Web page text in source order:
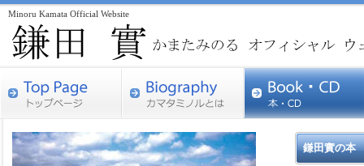
Minoru Kamata Official Website
鎌田實の本